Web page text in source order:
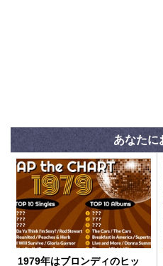
あなたに
1979年はブロンディのヒッ